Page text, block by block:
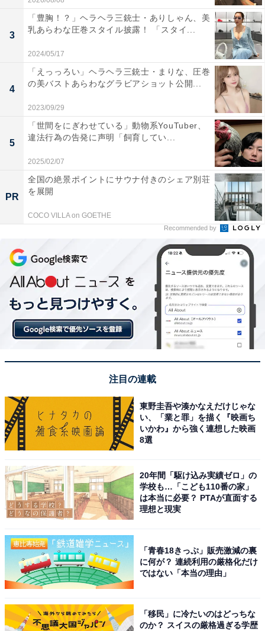
3
「豊胸！？」ヘラヘラ三銃士・ありしゃん、美
乳あらわな圧巻スタイル披露！ 「スタイ...
2024/05/17
4
「えっっろい」ヘラヘラ三銃士・まりな、圧巻
の美バストあらわなグラビアショット公開...
2023/09/29
5
「世間をにぎわせている」動物系YouTuber、
違法行為の告発に声明「飼育してい...
2025/02/07
PR
全国の絶景ポイントにサウナ付きのシェア別荘
を展開
COCO VILLA on GOETHE
Recommended by
注目の連載
東野圭吾や湊かなえだけじゃな
い、「業と罪」を描く『映画ち
いかわ』から強く連想した映画
8選
20年間「駆け込み実績ゼロ」の
学校も…「こども110番の家」
は本当に必要？ PTAが直面する
理想と現実
「青春18きっぷ」販売激減の裏
に何が？ 連続利用の厳格化だけ
ではない「本当の理由」
「移民」に冷たいのはどっちな
のか？ スイスの厳格過ぎる学歴